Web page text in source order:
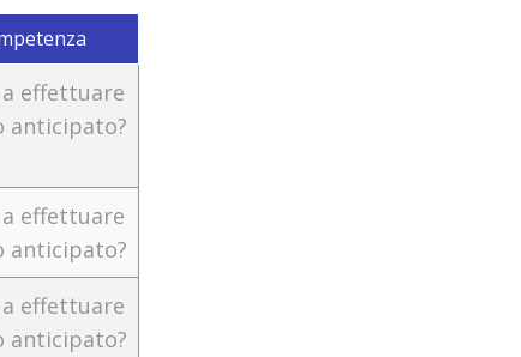
effettuare
anticipato?
effettuare
anticipato?
effettuare
anticipato?